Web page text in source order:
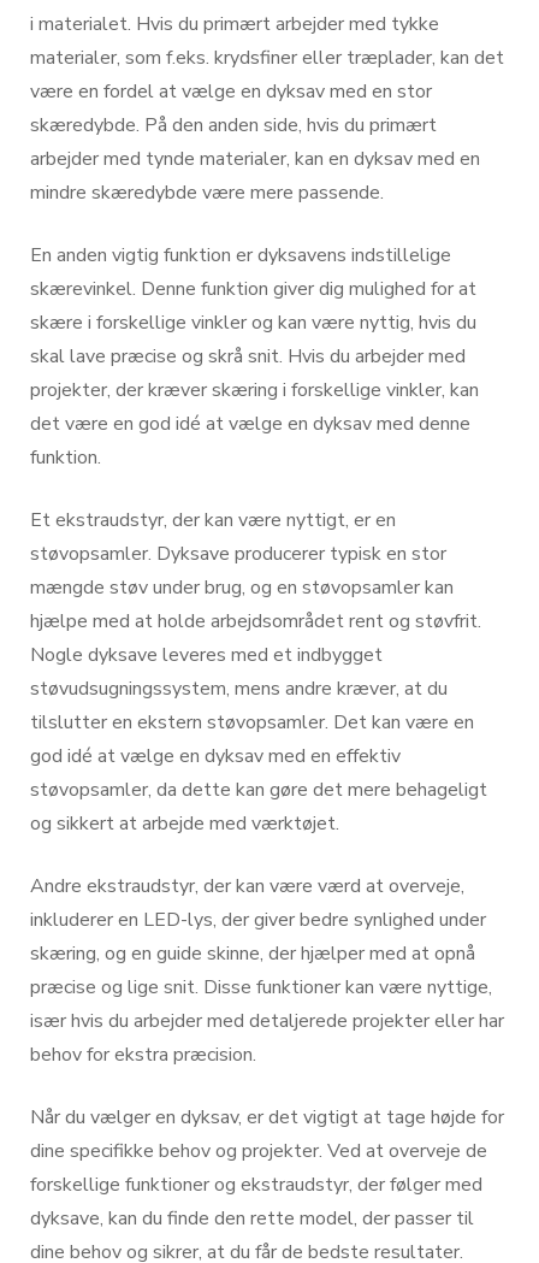
i materialet. Hvis du primært arbejder med tykke
materialer, som f.eks. krydsfiner eller træplader, kan det
være en fordel at vælge en dyksav med en stor
skæredybde. På den anden side, hvis du primært
arbejder med tynde materialer, kan en dyksav med en
mindre skæredybde være mere passende.
En anden vigtig funktion er dyksavens indstillelige
skærevinkel. Denne funktion giver dig mulighed for at
skære i forskellige vinkler og kan være nyttig, hvis du
skal lave præcise og skrå snit. Hvis du arbejder med
projekter, der kræver skæring i forskellige vinkler, kan
det være en god idé at vælge en dyksav med denne
funktion.
Et ekstraudstyr, der kan være nyttigt, er en
støvopsamler. Dyksave producerer typisk en stor
mængde støv under brug, og en støvopsamler kan
hjælpe med at holde arbejdsområdet rent og støvfrit.
Nogle dyksave leveres med et indbygget
støvudsugningssystem, mens andre kræver, at du
tilslutter en ekstern støvopsamler. Det kan være en
god idé at vælge en dyksav med en effektiv
støvopsamler, da dette kan gøre det mere behageligt
og sikkert at arbejde med værktøjet.
Andre ekstraudstyr, der kan være værd at overveje,
inkluderer en LED-lys, der giver bedre synlighed under
skæring, og en guide skinne, der hjælper med at opnå
præcise og lige snit. Disse funktioner kan være nyttige,
især hvis du arbejder med detaljerede projekter eller har
behov for ekstra præcision.
Når du vælger en dyksav, er det vigtigt at tage højde for
dine specifikke behov og projekter. Ved at overveje de
forskellige funktioner og ekstraudstyr, der følger med
dyksave, kan du finde den rette model, der passer til
dine behov og sikrer, at du får de bedste resultater.